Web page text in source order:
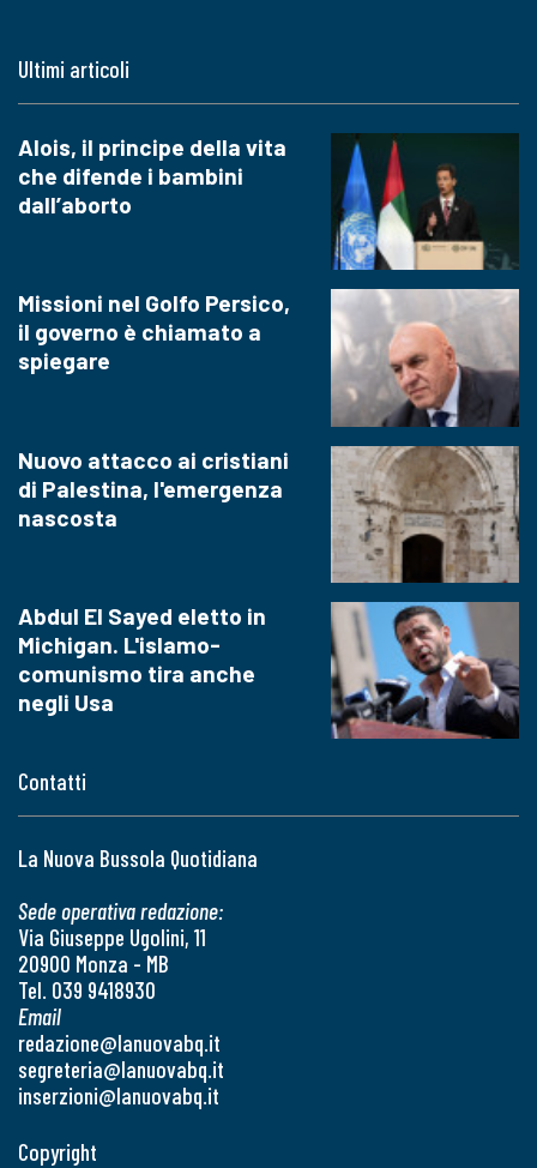
Contatti
La Nuova Bussola Quotidiana
Sede operativa redazione:
Via Giuseppe Ugolini, 11
20900 Monza - MB
Tel. 039 9418930
Email
redazione@lanuovabq.it
segreteria@lanuovabq.it
inserzioni@lanuovabq.it
Ultimi articoli
Alois, il principe della vita
che difende i bambini
dall’aborto
Missioni nel Golfo Persico,
il governo è chiamato a
spiegare
Nuovo attacco ai cristiani
di Palestina, l'emergenza
nascosta
Abdul El Sayed eletto in
Michigan. L'islamo-
comunismo tira anche
negli Usa
Copyright